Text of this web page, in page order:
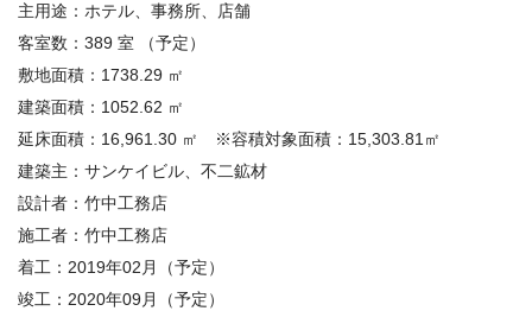
主用途： ホテル、事務所、店舗
客室数： 389 室 （予定）
敷地面積： 1738.29 ㎡
建築面積： 1052.62 ㎡
延床面積： 16,961.30 ㎡
※容積対象面積：15,303.81㎡
建築主： サンケイビル、不二鉱材
設計者： 竹中工務店
施工者： 竹中工務店
着工： 2019年02 月
（予定）
竣工： 2020年09 月
（予定）